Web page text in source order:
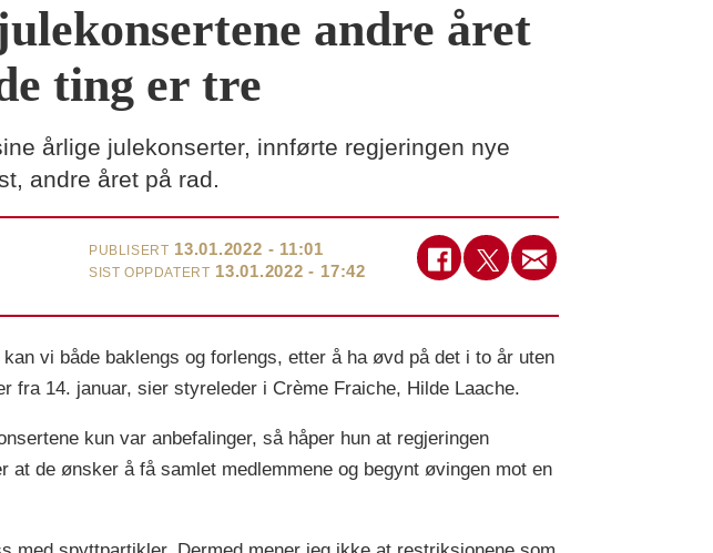
andre året
ting er tre
årlige julekonserter, innførte regjeringen nye
andre året på rad.
PUBLISERT 13.01.2022 - 11:01
SIST OPPDATERT 13.01.2022 - 17:42
vi både baklengs og forlengs, etter å ha øvd på det i to år uten
14. januar, sier styreleder i Crème Fraiche, Hilde Laache.
kun var anbefalinger, så håper hun at regjeringen
de ønsker å få samlet medlemmene og begynt øvingen mot en